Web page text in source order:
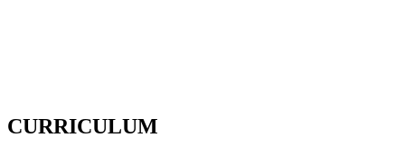
CURRICULUM